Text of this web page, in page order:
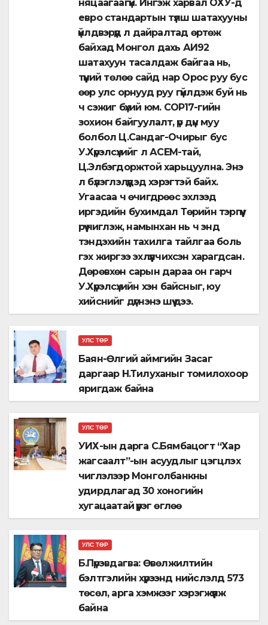
няцаагаагүй. Ингэж харвал ОХУ-д
евро стандартын түлш шатахууны
үйлдвэрүүд л дайралтад өртөж
байхад Монгол дахь АИ92
шатахуун тасалдаж байгаа нь,
түүний төлөө сайд нар Орос руу бус
өөр улс орнууд руу гүйлдэж буй нь
ч сэжиг бүхий юм. COP17-гийн
зохион байгуулалт, үр дүн муу
болбол Ц.Сандаг-Очирыг бус
У.Хүрэлсүхийг л АСЕМ-тай,
Ц.Элбэгдоржтой харьцуулна. Энэ
л бүлэглэлүүдэд хэрэгтэй байх.
Угаасаа ч өчигдрөөс эхлээд
иргэдийн бухимдал Төрийн тэргүүн
рүү чиглэж, намынхан нь ч энд
тэндэхийн тахилга тайлгаа боль
гэх жиргээ эхлүүлчихсэн харагдсан.
Дөрөвхөн сарын дараа он гарч
У.Хүрэлсүхийн хэн байсныг, юу
хийснийг дүгнэнэ шүү дээ.
УЛС ТӨР
Баян-Өлгий аймгийн Засаг
даргаар Н.Тилуханыг томилохоор
яригдаж байна
УЛС ТӨР
УИХ-ын дарга С.Бямбацогт “Хар
жагсаалт”-ын асуудлыг цэгцлэх
чиглэлээр Монголбанкны
удирдлагад 30 хоногийн
хугацаатай үүрэг өглөө
УЛС ТӨР
Б.Пүрэвдагва: Өвөлжилтийн
бэлтгэлийн хүрээнд нийслэлд 573
төсөл, арга хэмжээг хэрэгжүүлж
байна